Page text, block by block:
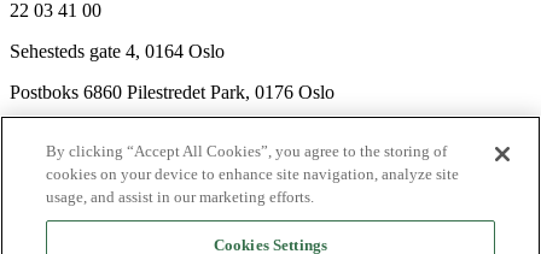
22 03 41 00
Sehesteds gate 4, 0164 Oslo
Postboks 6860 Pilestredet Park, 0176 Oslo
Nyhetsbrev
Ledige stillinger
Send inn manus
By clicking “Accept All Cookies”, you agree to the storing of
cookies on your device to enhance site navigation, analyze site
usage, and assist in our marketing efforts.
Cookies Settings